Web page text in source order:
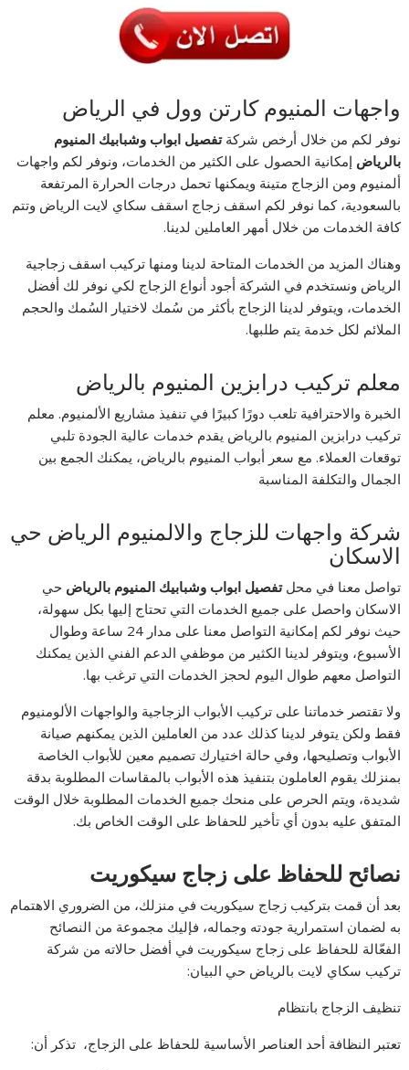
واجهات المنيوم كارتن وول في الرياض
نوفر لكم من خلال أرخص شركةتفصيل ابواب وشبابيك المنيوم
بالرياض إمكانية الحصول على الكثير من الخدمات، ونوفر لكم واجهات
ألمنيوم ومن الزجاج متينة ويمكنها تحمل درجات الحرارة المرتفعة
بالسعودية، كما نوفر لكم اسقف زجاج اسقف سكاي لايت الرياض وتتم
كافة الخدمات من خلال أمهر العاملين لدينا.
وهناك المزيد من الخدمات المتاحة لدينا ومنها تركيب اسقف زجاجية
الرياض ونستخدم في الشركة أجود أنواع الزجاج لكي نوفر لك أفضل
الخدمات، ويتوفر لدينا الزجاج بأكثر من سُمك لاختيار السُمك والحجم
الملائم لكل خدمة يتم طلبها.
معلم تركيب درابزين المنيوم بالرياض
الخبرة والاحترافية تلعب دورًا كبيرًا في تنفيذ مشاريع الألمنيوم. معلم
تركيب درابزين المنيوم بالرياض يقدم خدمات عالية الجودة تلبي
توقعات العملاء. مع سعر أبواب المنيوم بالرياض، يمكنك الجمع بين
الجمال والتكلفة المناسبة
شركة واجهات للزجاج والالمنيوم الرياض حي
الاسكان
تواصل معنا في محلتفصيل ابواب وشبابيك المنيوم بالرياض حي
الاسكان واحصل على جميع الخدمات التي تحتاج إليها بكل سهولة،
حيث نوفر لكم إمكانية التواصل معنا على مدار 24 ساعة وطوال
الأسبوع، ويتوفر لدينا الكثير من موظفي الدعم الفني الذين يمكنك
التواصل معهم طوال اليوم لحجز الخدمات التي ترغب بها.
ولا تقتصر خدماتنا على تركيب الأبواب الزجاجية والواجهات الألومنيوم
فقط ولكن يتوفر لدينا كذلك عدد من العاملين الذين يمكنهم صيانة
الأبواب وتصليحها، وفي حالة اختيارك تصميم معين للأبواب الخاصة
بمنزلك يقوم العاملون بتنفيذ هذه الأبواب بالمقاسات المطلوبة بدقة
شديدة، ويتم الحرص على منحك جميع الخدمات المطلوبة خلال الوقت
المتفق عليه بدون أي تأخير للحفاظ على الوقت الخاص بك.
نصائح للحفاظ على زجاج سيكوريت
بعد أن قمت بتركيب زجاج سيكوريت في منزلك، من الضروري الاهتمام
به لضمان استمرارية جودته وجماله، فإليك مجموعة من النصائح
الفعّالة للحفاظ على زجاج سيكوريت في أفضل حالاته من شركة
تركيب سكاي لايت بالرياض حي البيان:
تنظيف الزجاج بانتظام
تعتبر النظافة أحد العناصر الأساسية للحفاظ على الزجاج، تذكر أن: